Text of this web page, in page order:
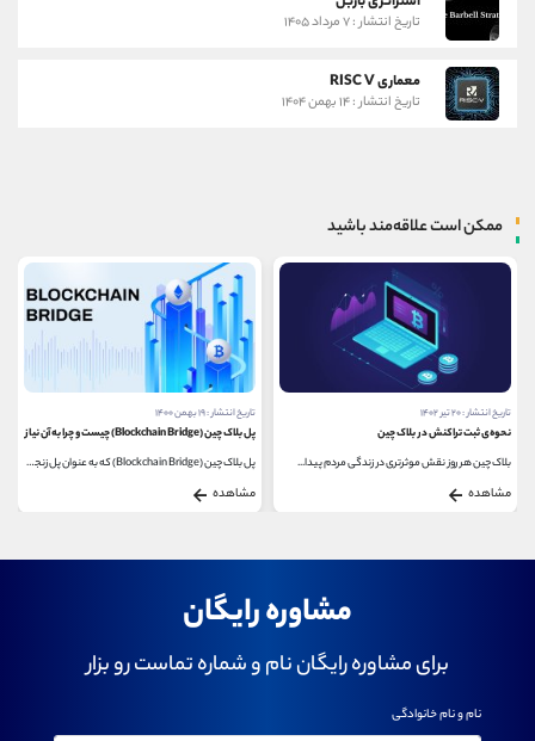
تاریخ انتشار : ۷ مرداد ۱۴۰۵
معماری RISC V
تاریخ انتشار : ۱۴ بهمن ۱۴۰۴
ممکن است علاقه‌مند باشید
تاریخ انتشار : ۲۰ تیر ۱۴۰۲
نحوه‌ی ثبت تراکنش در بلاک چین
بلاک چین هر روز نقش موثرتری در زندگی مردم پیدا...
مشاهده
تاریخ انتشار : ۱۹ بهمن ۱۴۰۰
پل بلاک چین (Blockchain Bridge) چیست و چرا به آن نیاز داریم؟
پل بلاک چین (Blockchain Bridge) که به عنوان پل زنجیره ای...
مشاهده
مشاوره رایگان
برای مشاوره رایگان نام و شماره تماست رو بزار
نام و نام خانوادگی